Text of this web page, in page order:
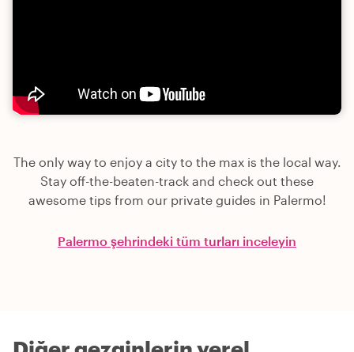
The only way to enjoy a city to the max is the local way.
Stay off-the-beaten-track and check out these
awesome tips from our private guides in Palermo!
Palermo şehrindeki tüm turları inceleyin